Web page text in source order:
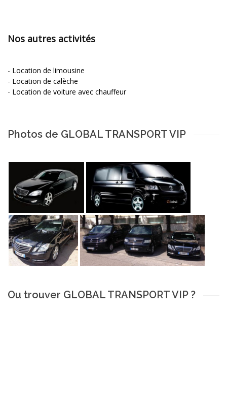
Nos autres activités
- Location de limousine
- Location de calèche
- Location de voiture avec chauffeur
Photos de GLOBAL TRANSPORT VIP
Ou trouver GLOBAL TRANSPORT VIP ?